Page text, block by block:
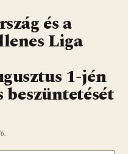
és a
Liga
1-jén
beszüntetését